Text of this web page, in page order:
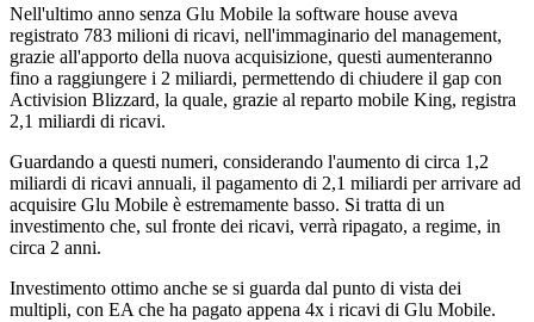
Nell'ultimo anno senza Glu Mobile la software house aveva
registrato 783 milioni di ricavi, nell'immaginario del management,
grazie all'apporto della nuova acquisizione, questi aumenteranno
fino a raggiungere i 2 miliardi, permettendo di chiudere il gap con
Activision Blizzard, la quale, grazie al reparto mobile King, registra
2,1 miliardi di ricavi.
Guardando a questi numeri, considerando l'aumento di circa 1,2
miliardi di ricavi annuali, il pagamento di 2,1 miliardi per arrivare ad
acquisire Glu Mobile è estremamente basso. Si tratta di un
investimento che, sul fronte dei ricavi, verrà ripagato, a regime, in
circa 2 anni.
Investimento ottimo anche se si guarda dal punto di vista dei
multipli, con EA che ha pagato appena 4x i ricavi di Glu Mobile.